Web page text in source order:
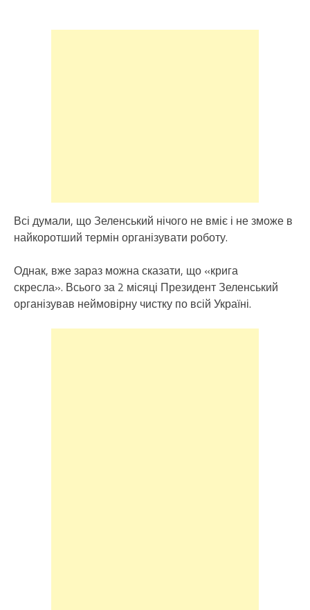
Всі думали, що Зеленський нічого не вміє і не зможе в
найкоротший термін організувати роботу.
Однак, вже зараз можна сказати, що «крига
скресла». Всього за 2 місяці Президент Зеленський
організував неймовірну чистку по всій Україні.